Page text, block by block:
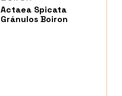
Actaea Spicata
Gránulos Boiron